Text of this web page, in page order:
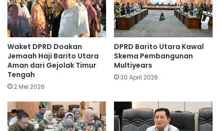
Waket DPRD Doakan
Jemaah Haji Barito Utara
Aman dari Gejolak Timur
Tengah
2 Mei 2026
DPRD Barito Utara Kawal
Skema Pembangunan
Multiyears
30 April 2026